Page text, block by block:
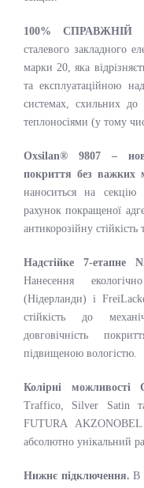
100% СПРАВЖНІЙ
сталевого закладного
марки 20, яка
та експлуатаційною
системах, схильних до
теплоносіями (у тому
Oxsilan® 9807 –
покриття без важких
наноситься на секцію
рахунок покращеної
антикорозійну стійкість
Надстійке 7-етапне
Нанесення
(Нідерланди) і
стійкість до
довговічність
підвищеною вологістю.
Колірні можливості
Traffico, Silver Satin
FUTURA AKZONOBEL
абсолютно унікальний
Нижнє підключення.В